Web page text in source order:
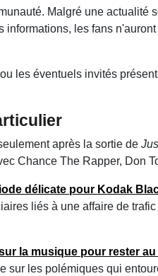
Malgré une actualité
informations, les fans
les éventuels invités
après la sortie de
Chance The Rapper, Don
délicate pour Kodak
liés à une affaire de
la musique pour rester
sur les polémiques qui